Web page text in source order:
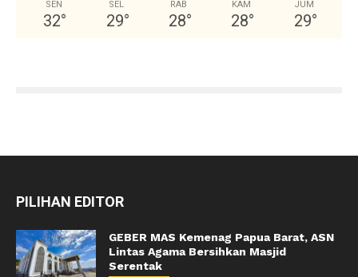
SEN
32°
SEL
29°
RAB
28°
KAM
28°
JUM
29°
PILIHAN EDITOR
GEBER MAS Kemenag Papua Barat, ASN
Lintas Agama Bersihkan Masjid
Serentak